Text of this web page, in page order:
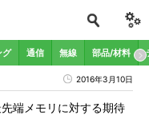
グ 通信 無線 部品/材料
2016年3月10日
端メモリに対する期待